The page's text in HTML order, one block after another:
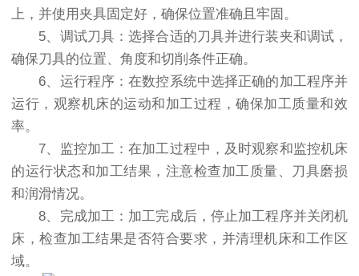
上，并使用夹具固定好，确保位置准确且牢固。
5、调试刀具：选择合适的刀具并进行装夹和调试，
确保刀具的位置、角度和切削条件正确。
6、运行程序：在数控系统中选择正确的加工程序并
运行，观察机床的运动和加工过程，确保加工质量和效
率。
7、监控加工：在加工过程中，及时观察和监控机床
的运行状态和加工结果，注意检查加工质量、刀具磨损
和润滑情况。
8、完成加工：加工完成后，停止加工程序并关闭机
床，检查加工结果是否符合要求，并清理机床和工作区
域。